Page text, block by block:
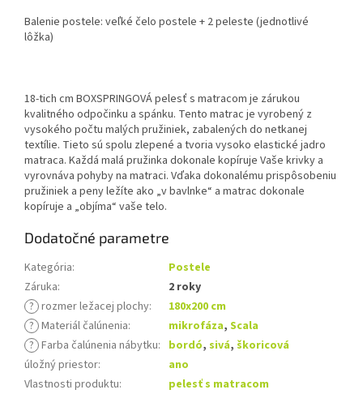
Balenie postele: veľké čelo postele + 2 peleste (jednotlivé
lôžka)
18-tich cm BOXSPRINGOVÁ pelesť s matracom je zárukou
kvalitného odpočinku a spánku. Tento matrac je vyrobený z
vysokého počtu malých pružiniek, zabalených do netkanej
textílie. Tieto sú spolu zlepené a tvoria vysoko elastické jadro
matraca. Každá malá pružinka dokonale kopíruje Vaše krivky a
vyrovnáva pohyby na matraci. Vďaka dokonalému prispôsobeniu
pružiniek a peny ležíte ako „v bavlnke“ a matrac dokonale
kopíruje a „objíma“ vaše telo.
Dodatočné parametre
Kategória:
Postele
Záruka:
2 roky
? rozmer ležacej plochy:
180x200 cm
? Materiál čalúnenia: mikrofáza, Scala
? Farba čalúnenia nábytku: bordó, sivá, škoricová
úložný priestor:
ano
Vlastnosti produktu:
pelesť s matracom